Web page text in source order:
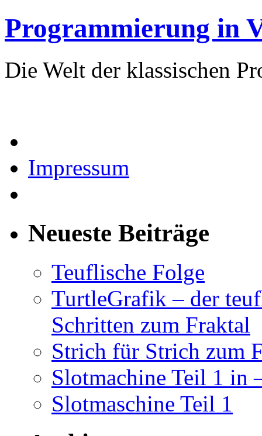
Programmierung in
Die Welt der klassischen
Impressum
Neueste Beiträge
Teuflische Folge
TurtleGrafik – der
Schritten zum Fraktal
Strich für Strich zum
Slotmachine Teil 1 in
Slotmaschine Teil 1